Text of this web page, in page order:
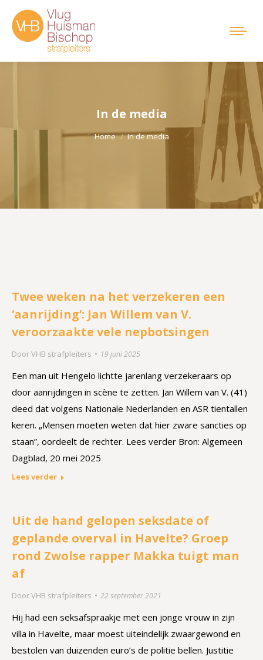
In de media
Home In de media
Twee weken na het verzekeren een
‘aanrijding’: Jan Willem van V.
veroorzaakte vele nepbotsingen
DoorVHB strafpleiters 19 juni 2025
Een man uit Hengelo lichtte jarenlang verzekeraars op
door aanrijdingen in scène te zetten. Jan Willem van V. (41)
deed dat volgens Nationale Nederlanden en ASR tientallen
keren. „Mensen moeten weten dat hier zware sancties op
staan”, oordeelt de rechter. Lees verder Bron: Algemeen
Dagblad, 20 mei 2025
Lees verder
Uit de hand gelopen seksdate of
geplande overval in Havelte? Groep
rond Zwolse rapper Makka tuigt man
af
DoorVHB strafpleiters 22 september 2021
Hij had een seksafspraakje met een jonge vrouw in zijn
villa in Havelte, maar moest uiteindelijk zwaargewond en
bestolen van duizenden euro’s de politie bellen. Justitie